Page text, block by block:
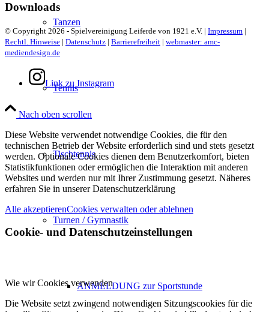
Tanzen
Tennis
Tischtennis
Turnen / Gymnastik
ANMELDUNG zur Sportstunde
Downloads
© Copyright 2026 - Spielvereinigung Leiferde von 1921 e.V. | Impressum |
Rechtl. Hinweise | Datenschutz | Barrierefreiheit | webmaster: amc-
mediendesign.de
Link zu Instagram
Nach oben scrollen
Diese Website verwendet notwendige Cookies, die für den
technischen Betrieb der Website erforderlich sind und stets gesetzt
werden. Optionale Cookies dienen dem Benutzerkomfort, bieten
Statistikfunktionen oder ermöglichen die Interaktion mit anderen
Websites und werden nur mit Ihrer Zustimmung gesetzt. Näheres
erfahren Sie in unserer Datenschutzerklärung
Alle akzeptierenCookies verwalten oder ablehnen
Cookie- und Datenschutzeinstellungen
Wie wir Cookies verwenden
Die Website setzt zwingend notwendigen Sitzungscookies für die